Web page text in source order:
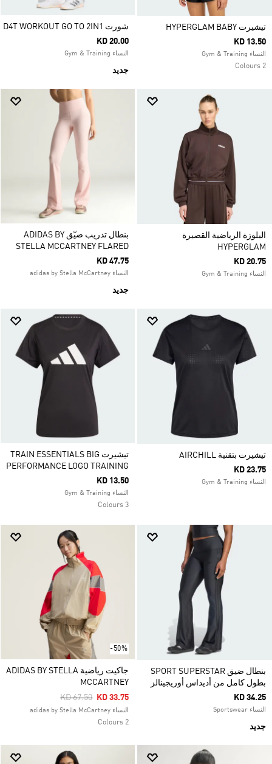
تيشيرت HYPERGLAM BABY
KD 13.50
النساء Gym & Training
2 Colours
شورت D4T WORKOUT GO TO 2IN1
KD 20.00
النساء Gym & Training
جديد
البلوزة الرياضية القصيرة
HYPERGLAM
KD 20.75
النساء Gym & Training
بنطال تدريب ضيّق ADIDAS BY
STELLA MCCARTNEY FLARED
KD 47.75
النساء adidas by Stella McCartney
جديد
تيشيرت بتقنية AIRCHILL
KD 23.75
النساء Gym & Training
تيشيرت TRAIN ESSENTIALS BIG
PERFORMANCE LOGO TRAINING
KD 13.50
النساء Gym & Training
3 Colours
بنطال ضيق SPORT SUPERSTAR
بطول كامل من أديداس أوريجينالز
KD 34.25
النساء Sportswear
جديد
-50%
جاكيت رياضية ADIDAS BY STELLA
MCCARTNEY
Price Reduced From
KD 67.50ToKD 33.75
النساء adidas by Stella McCartney
2 Colours